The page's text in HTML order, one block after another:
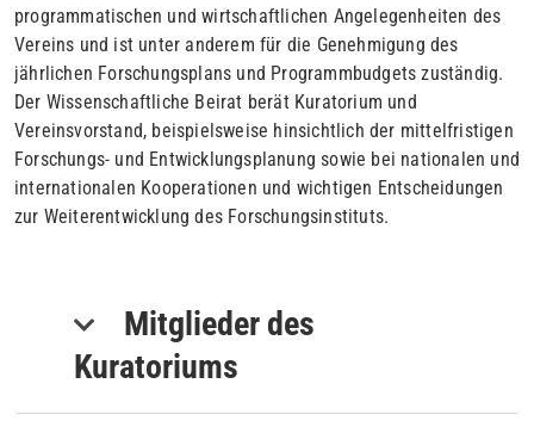
programmatischen und wirtschaftlichen Angelegenheiten des
Vereins und ist unter anderem für die Genehmigung des
jährlichen Forschungsplans und Programmbudgets zuständig.
Der Wissenschaftliche Beirat berät Kuratorium und
Vereinsvorstand, beispielsweise hinsichtlich der mittelfristigen
Forschungs- und Entwicklungsplanung sowie bei nationalen und
internationalen Kooperationen und wichtigen Entscheidungen
zur Weiterentwicklung des Forschungsinstituts.
Mitglieder des
Kuratoriums